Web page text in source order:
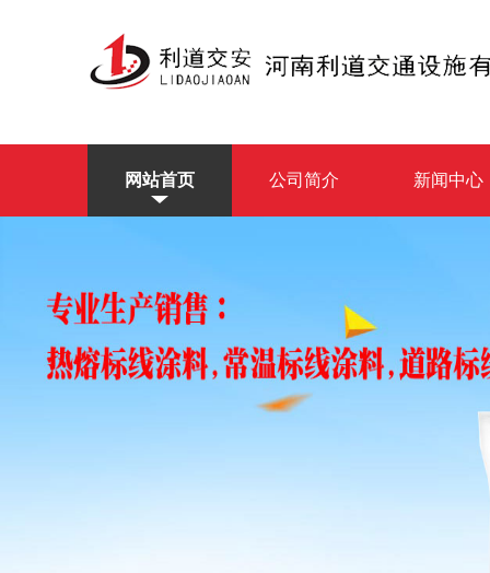
网站首页 公司简介 新闻中心